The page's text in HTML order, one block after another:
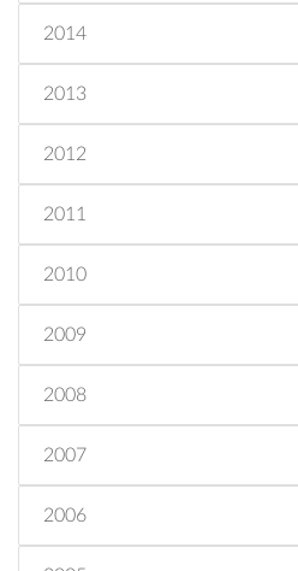
2014
2013
2012
2011
2010
2009
2008
2007
2006